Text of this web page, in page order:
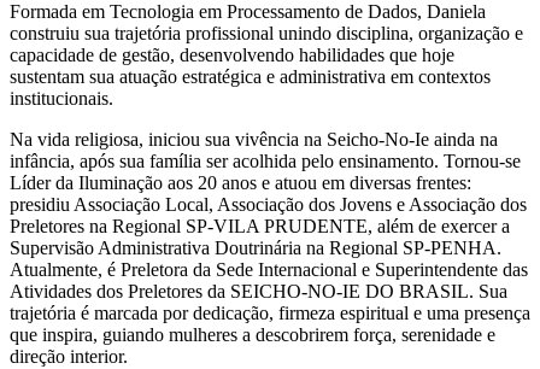
Formada em Tecnologia em Processamento de Dados, Daniela
construiu sua trajetória profissional unindo disciplina, organização e
capacidade de gestão, desenvolvendo habilidades que hoje
sustentam sua atuação estratégica e administrativa em contextos
institucionais.
Na vida religiosa, iniciou sua vivência na Seicho-No-Ie ainda na
infância, após sua família ser acolhida pelo ensinamento. Tornou-se
Líder da Iluminação aos 20 anos e atuou em diversas frentes:
presidiu Associação Local, Associação dos Jovens e Associação dos
Preletores na Regional SP-VILA PRUDENTE, além de exercer a
Supervisão Administrativa Doutrinária na Regional SP-PENHA.
Atualmente, é Preletora da Sede Internacional e Superintendente das
Atividades dos Preletores da SEICHO-NO-IE DO BRASIL. Sua
trajetória é marcada por dedicação, firmeza espiritual e uma presença
que inspira, guiando mulheres a descobrirem força, serenidade e
direção interior.